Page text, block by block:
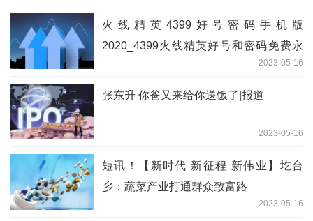
火线精英4399好号密码手机版
2020_4399火线精英好号和密码免费永
2023-05-16
张东升 你爸又来给你送饭了|报道
2023-05-16
短讯！【新时代 新征程 新伟业】圪台
乡：蔬菜产业打通群众致富路
2023-05-16